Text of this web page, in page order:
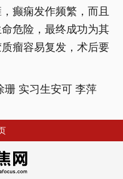
癫痫发作频繁，而且
危险，最终成功为其
瘤容易复发，术后要
珊 实习生安可 李萍